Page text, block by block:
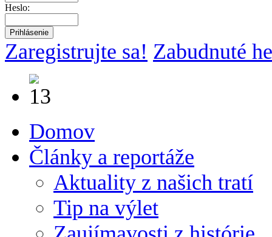
Heslo:
Zaregistrujte sa! Zabudnuté
Domov
Články a reportáže
Aktuality z našich tratí
Tip na výlet